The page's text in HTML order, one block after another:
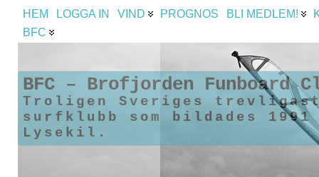
HEM LOGGA IN VIND PROGNOS BLI MEDLEM!
BFC
BFC – Brofjorden Funboard
Troligen Sveriges
surfklubb som bildades
Lysekil.